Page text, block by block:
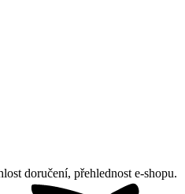
doručení, přehlednost e-shopu.